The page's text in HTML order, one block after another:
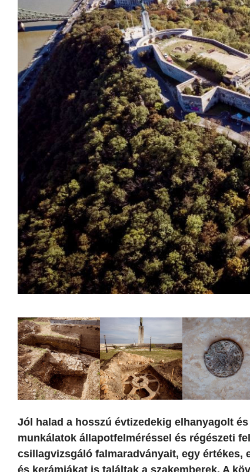
Jól halad a hosszú évtizedekig elhanyagolt
munkálatok állapotfelméréssel és régészeti
csillagvizsgáló falmaradványait, egy
és kerámiákat is találtak a szakemberek. A